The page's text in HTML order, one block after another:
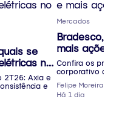
se
no
2T26: Axia e
e
Mercados
Bradesco,
mais ações
Confira os
corporativo
Felipe Moreira
Há 1 dia